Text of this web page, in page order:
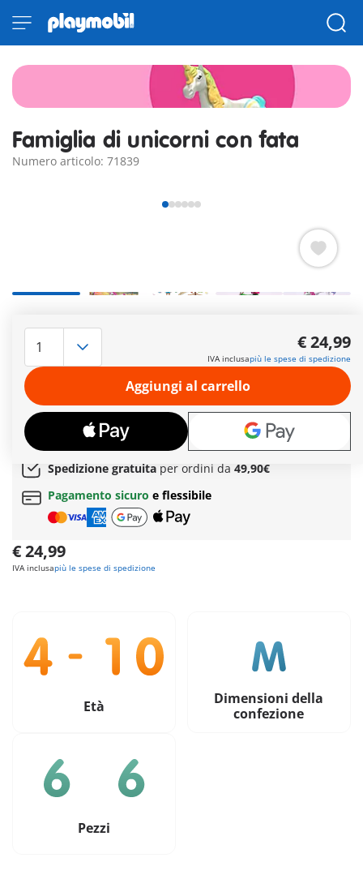
Famiglia di unicorni con fata
Numero articolo: 71839
suo simpatico cucciolo. Sotto alla coltre di foglie naturale, la
fata si prende amorevolmente cura dei due unicorni nel loro
ambiente sicuro. In una torrida giornata estiva, la fata porta
un secchio d'acqua alla madre dell'unicorno per rinfrescarla,
mentre il suo piccolo aiutante, il joyling, nutre il piccolo con
una bottiglia di latte. Entra a far parte di questa storia magica
e accompagna la fata nelle sue attività!
Ulteriori informazioni
Spedizione gratuita per ordini da 49,90€
Pagamento sicuro e flessibile
€ 24,99
IVA inclusapiù le spese di spedizione
€ 24,99
IVA inclusapiù le spese di spedizione
Aggiungi al carrello
Età
Dimensioni della
confezione
Pezzi